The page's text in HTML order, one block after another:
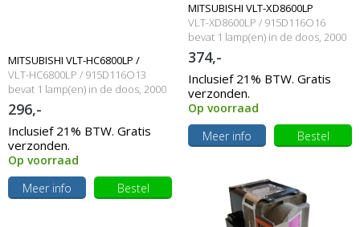
MITSUBISHI VLT-HC6800LP /
915D116O13 Originele lamp met
behuizing
VLT-HC6800LP / 915D116O13
bevat 1 lamp(en) in de doos, 2000
branduren en 170 Watt
296,-
Inclusief 21% BTW. Gratis
verzonden.
Op voorraad
Meer info
Bestel
MITSUBISHI VLT-XD8600LP
Originele losse lamp
VLT-XD8600LP / 915D116O16
bevat 1 lamp(en) in de doos, 2000
branduren en 350 Watt
374,-
Inclusief 21% BTW. Gratis
verzonden.
Op voorraad
Meer info
Bestel